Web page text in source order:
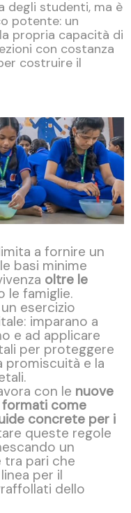
degli studenti, ma è
potente: un
propria capacità di
con costanza
costruire il
a fornire un
basi minime
oltre le
le famiglie.
esercizio
imparano a
e ad applicare
per proteggere
promiscuità e la
con le nuove
formati come
concrete per i
queste regole
un
tra pari che
per il
dello